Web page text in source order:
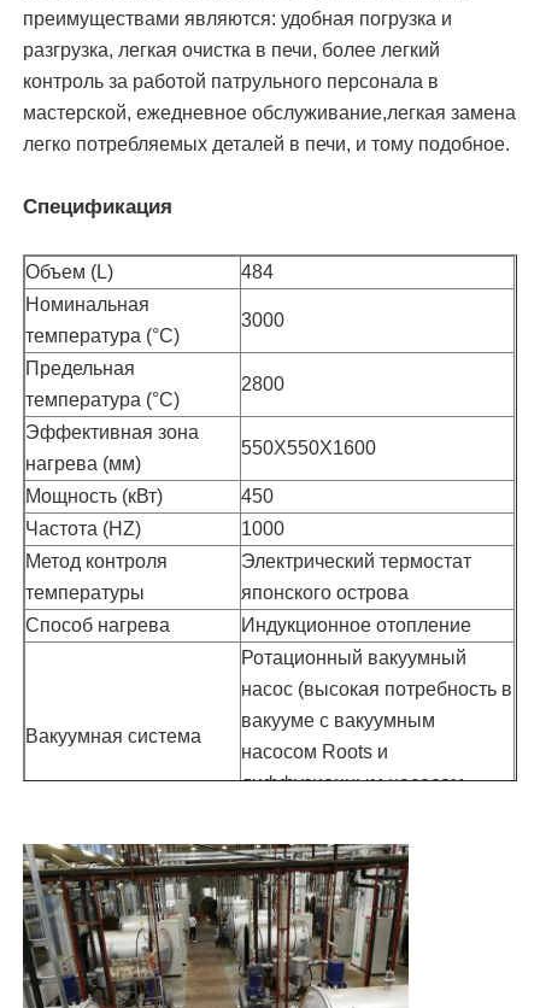
преимуществами являются: удобная погрузка и
разгрузка, легкая очистка в печи, более легкий
контроль за работой патрульного персонала в
мастерской, ежедневное обслуживание,легкая замена
легко потребляемых деталей в печи, и тому подобное.
Спецификация
Объем (L)
484
Номинальная
температура (°C)
3000
Предельная
температура (°C)
2800
Эффективная зона
нагрева (мм)
550X550X1600
Мощность (кВт)
450
Частота (HZ)
1000
Метод контроля
температуры
Электрический термостат
японского острова
Способ нагрева
Индукционное отопление
Вакуумная система
Ротационный вакуумный
насос (высокая потребность в
вакууме с вакуумным
насосом Roots и
диффузионным насосом
Атмосфера
сцинтерирования
N2, Ar2 и другие газы
Номинальное
напряжение питания
(V)
380